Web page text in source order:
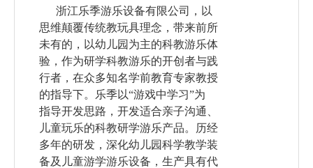
浙江乐季游乐设备有限公司，以
思维颠覆传统教玩具理念，带来前所
未有的，以幼儿园为主的科教游乐体
验，作为研学科教游乐的开创者与践
行者，在众多知名学前教育专家教授
的指导下。乐季以“游戏中学习”为
指导开发思路，开发适合亲子沟通、
儿童玩乐的科教研学游乐产品。历经
多年的研发，深化幼儿园科学教学装
备及儿童游学游乐设备，生产具有代